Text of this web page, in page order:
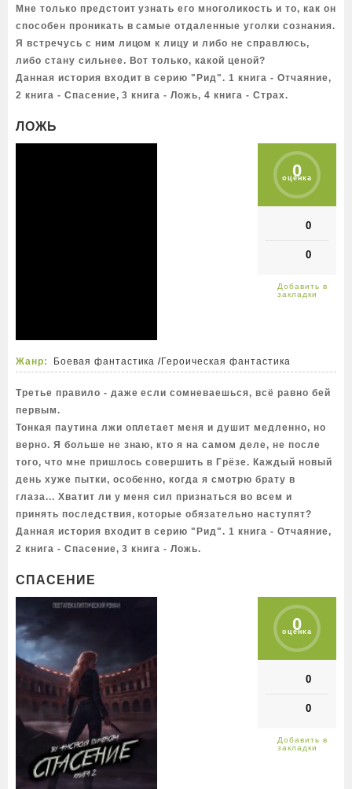
Мне только предстоит узнать его многоликость и то, как он
способен проникать в самые отдаленные уголки сознания.
Я встречусь с ним лицом к лицу и либо не справлюсь,
либо стану сильнее. Вот только, какой ценой?
Данная история входит в серию "Рид". 1 книга - Отчаяние,
2 книга - Спасение, 3 книга - Ложь, 4 книга - Страх.
ЛОЖЬ
0
оценка
0
0
Жанр: Боевая фантастика /Героическая фантастика
Третье правило - даже если сомневаешься, всё равно бей
первым.
Тонкая паутина лжи оплетает меня и душит медленно, но
верно. Я больше не знаю, кто я на самом деле, не после
того, что мне пришлось совершить в Грёзе. Каждый новый
день хуже пытки, особенно, когда я смотрю брату в
глаза... Хватит ли у меня сил признаться во всем и
принять последствия, которые обязательно наступят?
Данная история входит в серию "Рид". 1 книга - Отчаяние,
2 книга - Спасение, 3 книга - Ложь.
СПАСЕНИЕ
0
оценка
0
0